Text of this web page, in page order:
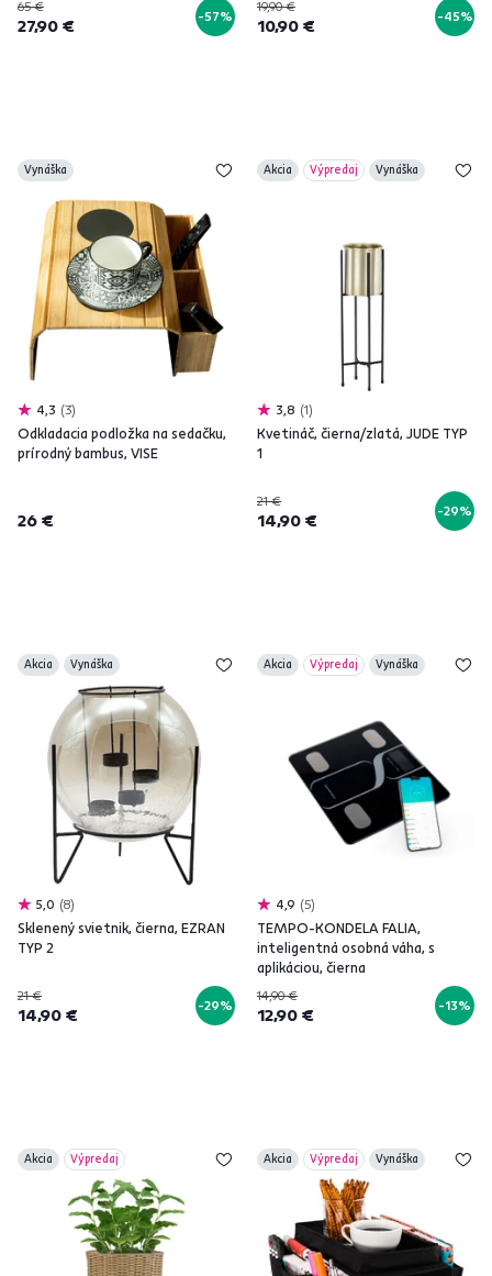
65 €
27,90 € -57%
19,90 €
10,90 € -45%
Vynáška
4,3 3
Odkladacia podložka na sedačku,
prírodný bambus, VISE
26 €
Akcia Výpredaj Vynáška
3,8 1
Kvetináč, čierna/zlatá, JUDE TYP
1
21 €
14,90 € -29%
Akcia Vynáška
5,0 8
Sklenený svietnik, čierna, EZRAN
TYP 2
21 €
14,90 € -29%
Akcia Výpredaj Vynáška
4,9 5
TEMPO-KONDELA FALIA,
inteligentná osobná váha, s
aplikáciou, čierna
14,90 €
12,90 € -13%
Akcia Výpredaj Akcia Výpredaj Vynáška